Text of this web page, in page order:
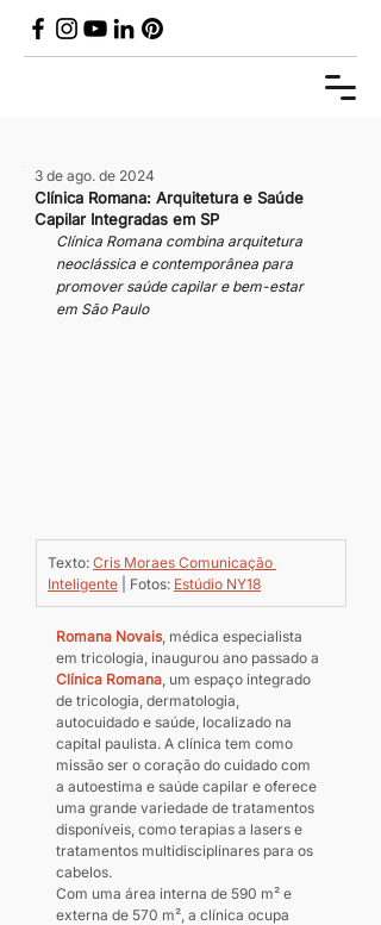
Clínica Romana: Arquitetura e Saúde
Capilar Integradas em SP
3 de ago. de 2024
Clínica Romana combina arquitetura
neoclássica e contemporânea para
promover saúde capilar e bem-estar
em São Paulo
Texto: Cris Moraes Comunicação
Inteligente | Fotos: Estúdio NY18
Romana Novais, médica especialista
em tricologia, inaugurou ano passado a
Clínica Romana , um espaço integrado
de tricologia, dermatologia,
autocuidado e saúde, localizado na
capital paulista. A clínica tem como
missão ser o coração do cuidado com
a autoestima e saúde capilar e oferece
uma grande variedade de tratamentos
disponíveis, como terapias a lasers e
tratamentos multidisciplinares para os
cabelos.
Com uma área interna de 590 m² e
externa de 570 m², a clínica ocupa